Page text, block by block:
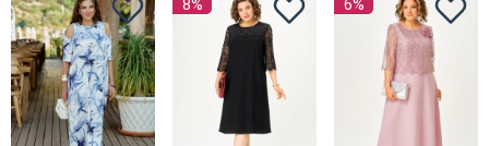
8% 6%